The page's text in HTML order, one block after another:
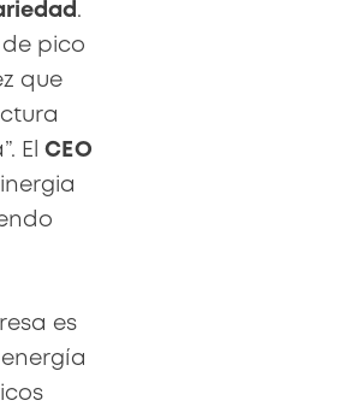
.
de pico
que
ElCEO
es